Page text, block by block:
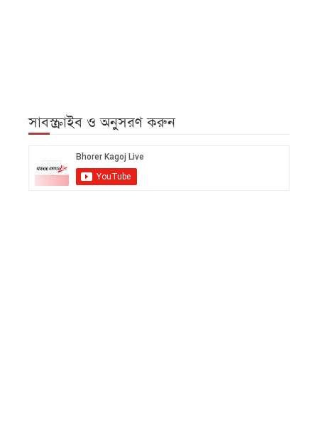
সাবস্ক্রাইব ও অনুসরণ করুন